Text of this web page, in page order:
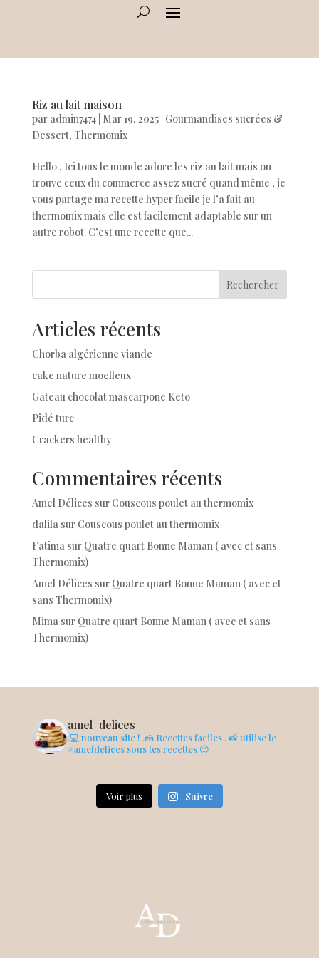
Riz au lait maison
par admin7474| Mar 19, 2025| Gourmandises sucrées &
Dessert, Thermomix
Hello , Ici tous le monde adore les riz au lait mais on
trouve ceux du commerce assez sucré quand même , je
vous partage ma recette hyper facile je l’a fait au
thermomix mais elle est facilement adaptable sur un
autre robot. C’est une recette que...
Rechercher
Articles récents
Chorba algérienne viande
cake nature moelleux
Gateau chocolat mascarpone Keto
Pidé turc
Crackers healthy
Commentaires récents
Amel Délices sur Couscous poulet au thermomix
dalilasur Couscous poulet au thermomix
Fatimasur Quatre quart Bonne Maman ( avec et sans
Thermomix)
Amel Délices sur Quatre quart Bonne Maman ( avec et
sans Thermomix)
Mimasur Quatre quart Bonne Maman ( avec et sans
Thermomix)
amel_delices
.💻 nouveau site ! .🍰 Recettes faciles . 📸 utilise le
#ameldelices sous tes recettes 😉
Voir plus Suivre